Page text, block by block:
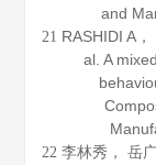
and
21 RASHIDI A
al. A
22 李林秀， 岳